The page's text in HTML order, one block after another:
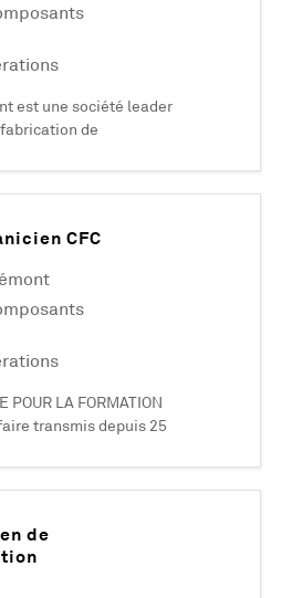
est une société leader
de
(contacts et
9001, ISO 14001, EN
plus de 500
dans les domaines
automobiles,
PRECI-DIP SA dév
CFC
POUR LA FORMATION
transmis depuis 25
PRECI-DIP
leader à
de
(contacts et
9001, ISO 14001, EN
plus de 470
de